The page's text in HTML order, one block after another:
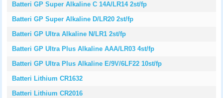
Batteri GP Super Alkaline C 14A/LR14 2st/fp
Batteri GP Super Alkaline D/LR20 2st/fp
Batteri GP Ultra Alkaline N/LR1 2st/fp
Batteri GP Ultra Plus Alkaline AAA/LR03 4st/fp
Batteri GP Ultra Plus Alkaline E/9V/6LF22 10st/fp
Batteri Lithium CR1632
Batteri Lithium CR2016